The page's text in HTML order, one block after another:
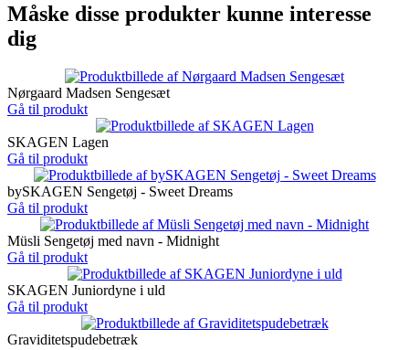
Måske disse produkter kunne interesse
dig
Nørgaard Madsen Sengesæt
Gå til produkt
SKAGEN Lagen
Gå til produkt
bySKAGEN Sengetøj - Sweet Dreams
Gå til produkt
Müsli Sengetøj med navn - Midnight
Gå til produkt
SKAGEN Juniordyne i uld
Gå til produkt
Graviditetspudebetræk